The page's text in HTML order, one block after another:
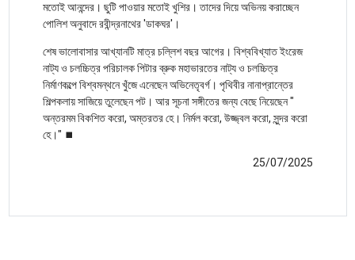
মতোই আনন্দের। ছুটি পাওয়ার মতোই খুশির। তাদের দিয়ে অভিনয় করাচ্ছেন
পোলিশ অনুবাদে রবীন্দ্রনাথের 'ডাকঘর'।
শেষ ভালোবাসার আখ্যানটি মাত্র চল্লিশ বছর আগের। বিশ্ববিখ্যাত ইংরেজ
নাট্য ও চলচ্চিত্র পরিচালক পিটার ব্রুক মহাভারতের নাট্য ও চলচ্চিত্র
নির্মাণকল্পে বিশ্বমন্থনে খুঁজে এনেছেন অভিনেতৃবর্গ। পৃথিবীর নানাপ্রান্তের
শিল্পকলায় সাজিয়ে তুলেছেন পট। আর সূচনা সঙ্গীতের জন্য বেছে নিয়েছেন "
অন্তরমম বিকশিত করো, অম্তরতর হে। নির্মল করো, উজ্জ্বল করো, সুন্দর করো
হে।" ⏹️
25/07/2025